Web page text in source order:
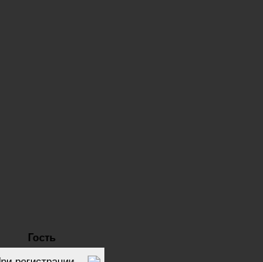
Гость